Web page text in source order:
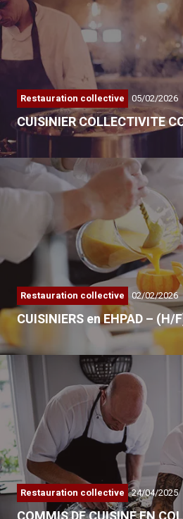
Restauration collective 05/02/2026
CUISINIER COLLECTIVITE
Restauration collective 02/02/2026
CUISINIERS en EHPAD – (H/
Nous recherchons plusieurs cuisiniers…
Restauration collective 24/04/2025